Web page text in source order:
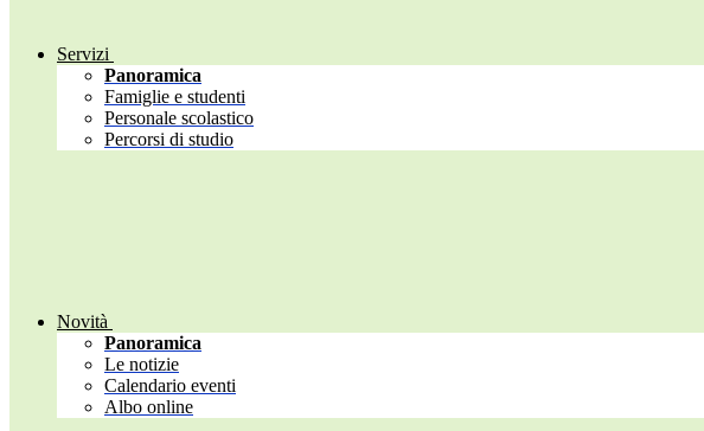
Servizi
Panoramica
Famiglie e studenti
Personale scolastico
Percorsi di studio
Novità
Panoramica
Le notizie
Calendario eventi
Albo online